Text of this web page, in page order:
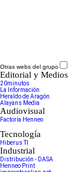
Otras webs del grupo
Editorial y Medios
20minutos
La Información
Heraldo de Aragón
Alayans Media
Audiovisual
Factoría Henneo
Tecnología
Hiberus TI
Industrial
Distribución - DASA
Henneo Print